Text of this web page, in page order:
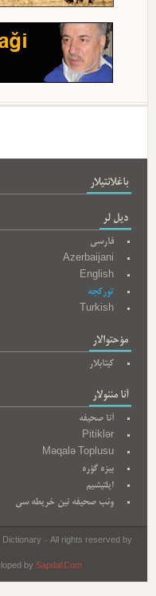
باغلانتیلار
دیل لر
فارسی
Azerbaijani
English
تورکجه
Turkish
مؤحتوالار
کیتابلار
آنا مئنولار
آنا صحیفه
Pitiklər
Məqalə Toplusu
بیزه گؤره
ایلتیشیم
وئب صحیفه نین خریطه سی
- All rights reserved by
by Sapdal.Com